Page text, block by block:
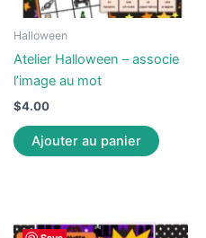
Halloween
Atelier Halloween – associe
l’image au mot
$4.00
Ajouter au panier